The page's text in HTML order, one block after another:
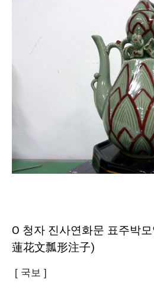
Ο 청자 진사연화문 표주박
蓮花文瓢形注子)
[ 국보 ]